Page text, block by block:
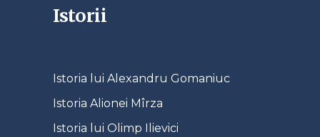
Istorii
Istoria lui Alexandru Gomaniuc
Istoria Alionei Mîrza
Istoria lui Olimp Ilievici